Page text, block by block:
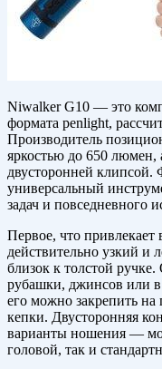
Niwalker G10 — это
формата penlight,
Производитель
яркостью до 650
двусторонней клипсой.
универсальный
задач и повседневного
Первое, что
действительно узкий и
близок к толстой
рубашки, джинсов или в
его можно закрепить на
кепки. Двусторонняя
варианты ношения —
головой, так и